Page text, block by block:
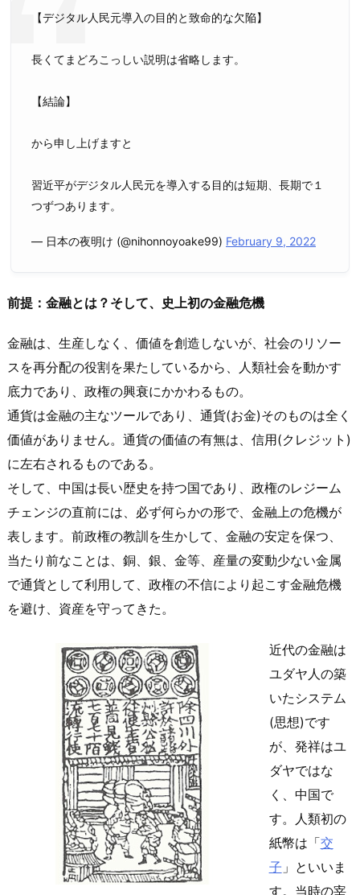
【デジタル人民元導入の目的と致命的な欠陥】
長くてまどろこっしい説明は省略します。
【結論】
から申し上げますと
習近平がデジタル人民元を導入する目的は短期、長期で１
つずつあります。
— 日本の夜明け (@nihonnoyoake99) February 9, 2022
前提：金融とは？そして、史上初の金融危機
金融は、生産しなく、価値を創造しないが、社会のリソー
スを再分配の役割を果たしているから、人類社会を動かす
底力であり、政権の興衰にかかわるもの。
通貨は金融の主なツールであり、通貨(お金)そのものは全く
価値がありません。通貨の価値の有無は、信用(クレジット)
に左右されるものである。
そして、中国は長い歴史を持つ国であり、政権のレジーム
チェンジの直前には、必ず何らかの形で、金融上の危機が
表します。前政権の教訓を生かして、金融の安定を保つ、
当たり前なことは、銅、銀、金等、産量の変動少ない金属
で通貨として利用して、政権の不信により起こす金融危機
を避け、資産を守ってきた。
近代の金融は
ユダヤ人の築
いたシステム
(思想)です
が、発祥はユ
ダヤではな
く、中国で
す。人類初の
紙幣は「交
子 」といいま
す。当時の宰